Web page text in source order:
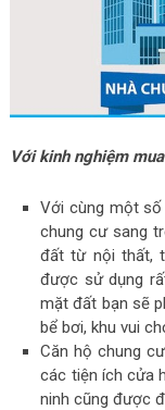
Với kinh nghiệm
Với cùng một
chung cư sang
đất từ nội thất,
được sử dụng
mặt đất bạn sẽ
bể bơi, khu vui
Căn hộ chung
các tiện ích cửa
ninh cũng được